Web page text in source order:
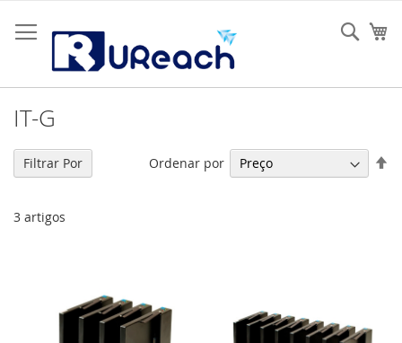
para
o
Conteúdo
IT-G
3 artigos
Ordenar por
Filtrar Por